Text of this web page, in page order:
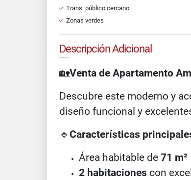
Trans. público cercano
Zonas verdes
Descripción Adicional
🏡Venta de Apartamento
Descubre este moderno y
diseño funcional y
🔹 Características
Área habitable de 71 m²
2 habitaciones con